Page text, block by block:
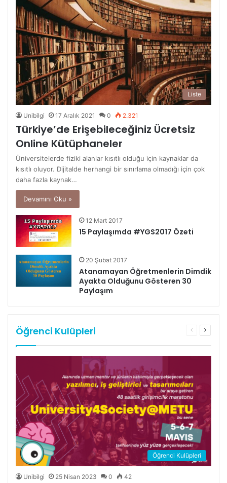
Liste
Unibilgi 17 Aralık 2021 0 2.321
Türkiye’de Erişebileceğiniz Ücretsiz
Online Kütüphaneler
Üniversitelerde fiziki alanlar kısıtlı olduğu için kaynaklar da
kısıtlı oluyor. Dijitalde herhangi bir sınırlama olmadığı için çok
daha fazla kaynak…
Devamını Oku »
12 Mart 2017
15 Paylaşımda #YGS2017 Özeti
20 Şubat 2017
Atanamayan Öğretmenlerin Dimdik
Ayakta Olduğunu Gösteren 30
Paylaşım
Öğrenci Kulüpleri
Önceki
Öğrenci Kulüpleri
Unibilgi 25 Nisan 2023 0 42